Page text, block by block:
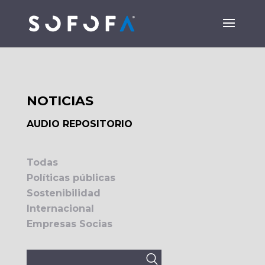
NOTICIAS
AUDIO REPOSITORIO
Todas
Políticas públicas
Sostenibilidad
Internacional
Empresas Socias